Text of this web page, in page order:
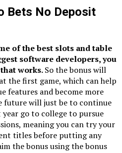
Bets No Deposit
of the best slots and table
software developers, you
works.So the bonus will
the first game, which can help
features and become more
future will just be to continue
go to college to pursue
meaning you can try your
titles before putting any
the bonus using the bonus